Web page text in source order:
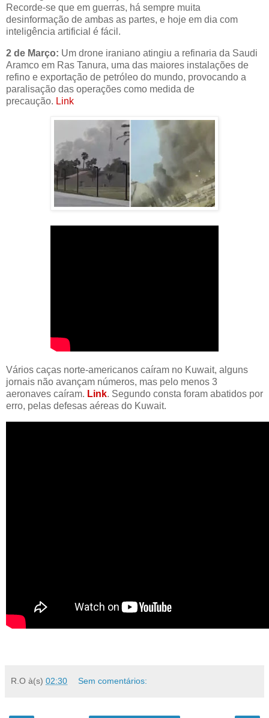
Recorde-se que em guerras, há sempre muita
desinformação de ambas as partes, e hoje em dia com
inteligência artificial é fácil.
2 de Março: Um drone iraniano atingiu a refinaria da Saudi
Aramco em Ras Tanura, uma das maiores instalações de
refino e exportação de petróleo do mundo, provocando a
paralisação das operações como medida de
precaução. Link
Vários caças norte-americanos caíram no Kuwait, alguns
jornais não avançam números, mas pelo menos 3
aeronaves caíram. Link. Segundo consta foram abatidos por
erro, pelas defesas aéreas do Kuwait.
R.O à(s) 02:30 Sem comentários: